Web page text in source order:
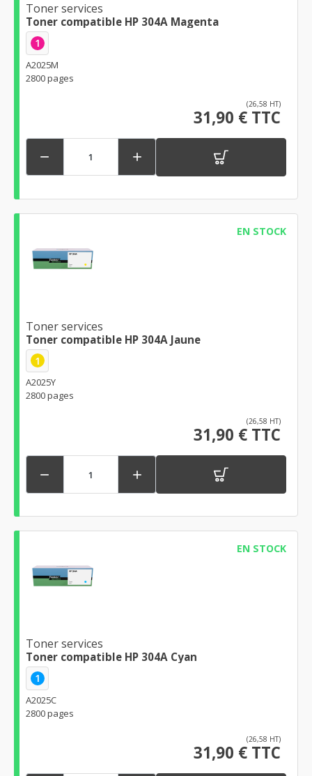
Toner services
Toner compatible HP 304A Magenta
1
A2025M
2800 pages
(26,58 HT)
31,90 € TTC
 
EN STOCK
Toner services
Toner compatible HP 304A Jaune
1
A2025Y
2800 pages
(26,58 HT)
31,90 € TTC
 
EN STOCK
Toner services
Toner compatible HP 304A Cyan
1
A2025C
2800 pages
(26,58 HT)
31,90 € TTC